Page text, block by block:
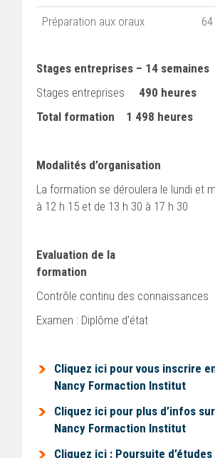
Préparation aux oraux
Stages entreprises – 14 semaines
Stages entreprises 490 heures
Total formation
1 498 heures
Modalités d’organisation
La formation se déroulera le lundi et
à 12 h 15 et de 13 h 30 à 17 h 30
Evaluation de la
Contrôle continu des connaissances
Examen : Diplôme d’état
Cliquez ici pour vous inscrire
Nancy Formaction Institut
Cliquez ici pour plus d’infos
Nancy Formaction Institut
Cliquez ici : Poursuite